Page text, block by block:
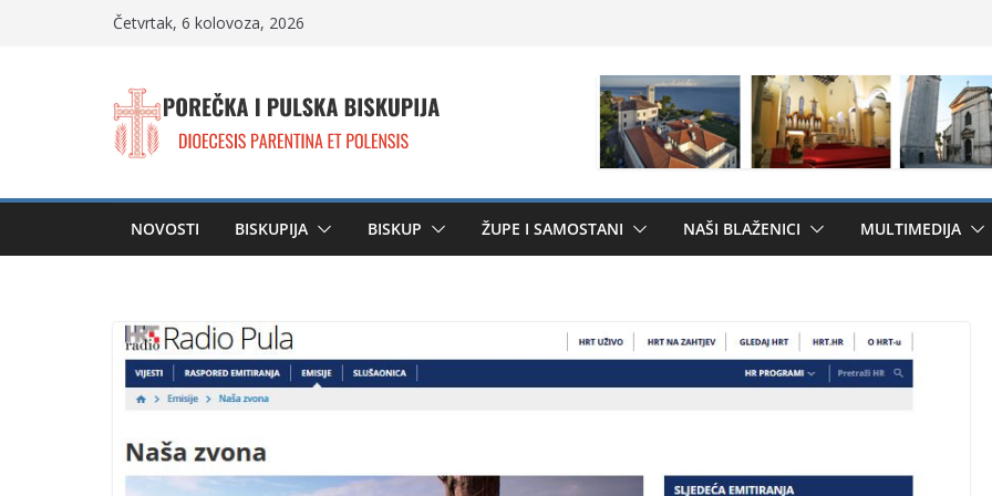
Četvrtak, 6 kolovoza, 2026
NOVOSTI BISKUPIJA BISKUP ŽUPE I SAMOSTANI NAŠI BLAŽENICI MULTIMEDIJA